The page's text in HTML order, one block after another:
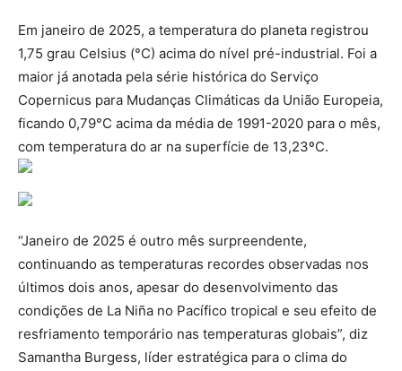
Em janeiro de 2025, a temperatura do planeta registrou
1,75 grau Celsius (°C) acima do nível pré-industrial. Foi a
maior já anotada pela série histórica do Serviço
Copernicus para Mudanças Climáticas da União Europeia,
ficando 0,79°C acima da média de 1991-2020 para o mês,
com temperatura do ar na superfície de 13,23ºC.
“Janeiro de 2025 é outro mês surpreendente,
continuando as temperaturas recordes observadas nos
últimos dois anos, apesar do desenvolvimento das
condições de La Niña no Pacífico tropical e seu efeito de
resfriamento temporário nas temperaturas globais”, diz
Samantha Burgess, líder estratégica para o clima do